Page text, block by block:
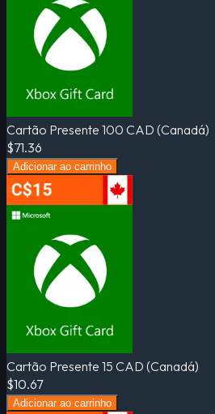
Cartão Presente 100 CAD (Canadá)
$71.36
Adicionar ao carrinho
Cartão Presente 15 CAD (Canadá)
$10.67
Adicionar ao carrinho